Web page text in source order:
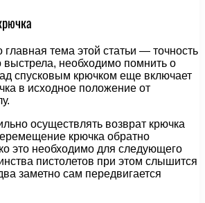
главная тема этой статьи — точность
выстрела, необходимо помнить о
спусковым крючком еще включает
в исходное положение от
осуществлять возврат крючка
крючка обратно
это необходимо для следующего
пистолетов при этом слышится
заметно сам передвигается